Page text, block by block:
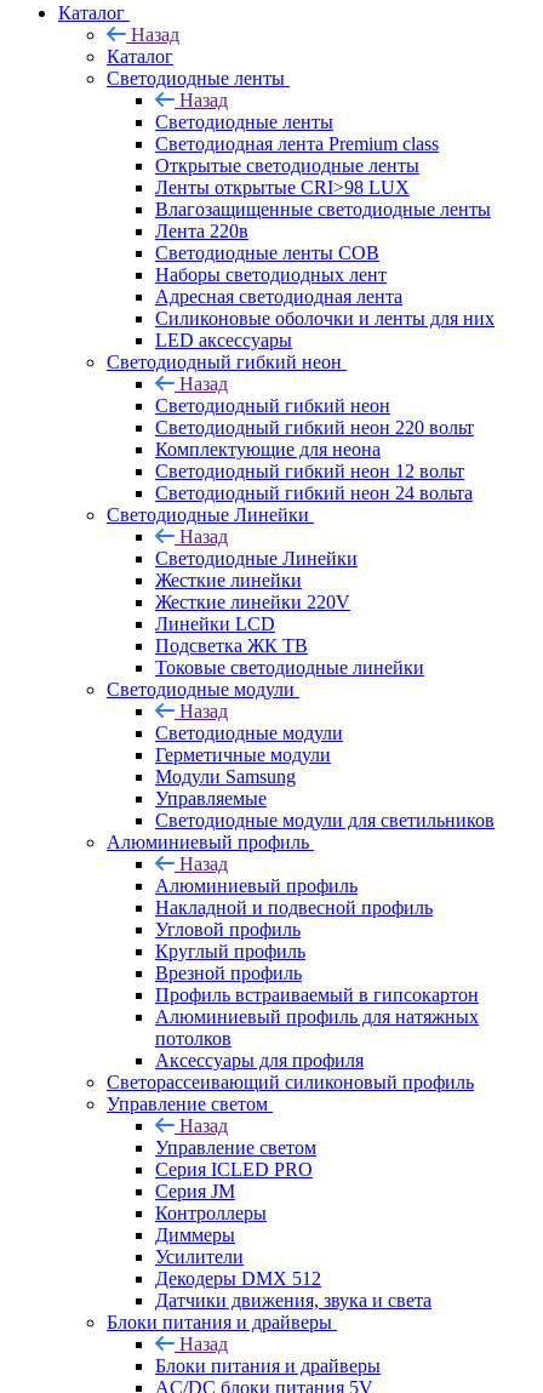
Каталог
Назад
Каталог
Светодиодные ленты
Назад
Светодиодные ленты
Светодиодная лента Premium class
Открытые светодиодные ленты
Ленты открытые CRI>98 LUX
Влагозащищенные светодиодные ленты
Лента 220в
Светодиодные ленты COB
Наборы светодиодных лент
Адресная светодиодная лента
Силиконовые оболочки и ленты для них
LED аксессуары
Светодиодный гибкий неон
Назад
Светодиодный гибкий неон
Светодиодный гибкий неон 220 вольт
Комплектующие для неона
Светодиодный гибкий неон 12 вольт
Светодиодный гибкий неон 24 вольта
Светодиодные Линейки
Назад
Светодиодные Линейки
Жесткие линейки
Жесткие линейки 220V
Линейки LCD
Подсветка ЖК ТВ
Токовые светодиодные линейки
Светодиодные модули
Назад
Светодиодные модули
Герметичные модули
Модули Samsung
Управляемые
Светодиодные модули для светильников
Алюминиевый профиль
Назад
Алюминиевый профиль
Накладной и подвесной профиль
Угловой профиль
Круглый профиль
Врезной профиль
Профиль встраиваемый в гипсокартон
Алюминиевый профиль для натяжных
потолков
Аксессуары для профиля
Светорассеивающий силиконовый профиль
Управление светом
Назад
Управление светом
Серия ICLED PRO
Серия JM
Контроллеры
Диммеры
Усилители
Декодеры DMX 512
Датчики движения, звука и света
Блоки питания и драйверы
Назад
Блоки питания и драйверы
AC/DC блоки питания 5V